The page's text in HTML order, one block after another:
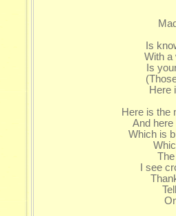
Is
With a
Is
Here
Here is the
And
Which is
I see